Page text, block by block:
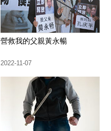
營救我的父親黃永暢
2022-11-07